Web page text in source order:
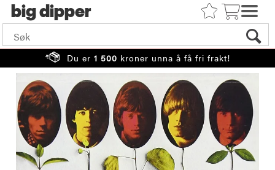
big
Du er 1 500 kroner unna å få fri frakt!